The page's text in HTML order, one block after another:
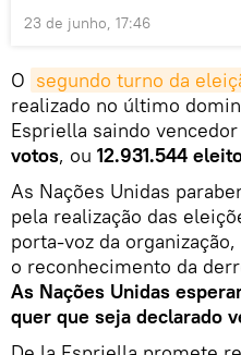
23 de junho, 17:46
O segundo turno da
realizado no último
Espriella saindo
votos, ou 12.931.544
As Nações Unidas
pela realização das
porta-voz da
o reconhecimento da
As Nações Unidas
quer que seja declarado